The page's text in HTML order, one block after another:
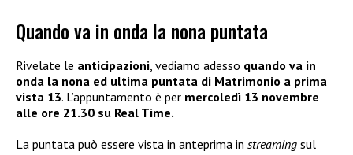
Quando va in onda la nona puntata
Rivelate le anticipazioni , vediamo adesso quando va in
onda la nona ed ultima puntata di Matrimonio a prima
vista 13. L’appuntamento è per mercoledì 13 novembre
alle ore 21.30 su Real Time.
La puntata può essere vista in anteprima in streaming sul